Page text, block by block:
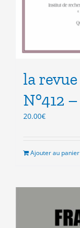
la revue
N°412
20.00€
Ajouter au panier